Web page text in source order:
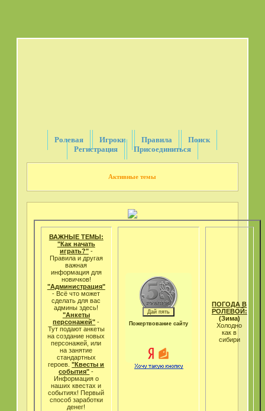
Ролевая Игроки Правила
Поиск
Регистрация
Присоединиться
Активные темы
ВАЖНЫЕ ТЕМЫ:
"Как начать
играть?"-
Правила и другая
важная
информация для
новичков!
"Администрация"
- Всё что может
cделать для вас
админы здесь!
"Анкеты
персонажей" -
Тут подают анкеты
на создание новых
персонажей, или
на занятие
стандартных
героев."Квесты и
события" -
Информация о
наших квестах и
событиях! Первый
способ заработки
денег!
Пожертвование сайту
ПОГОДА В
РОЛЕВОЙ:
(Зима)
Холодно
как в
сибири